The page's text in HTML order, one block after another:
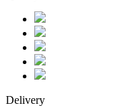
Delivery